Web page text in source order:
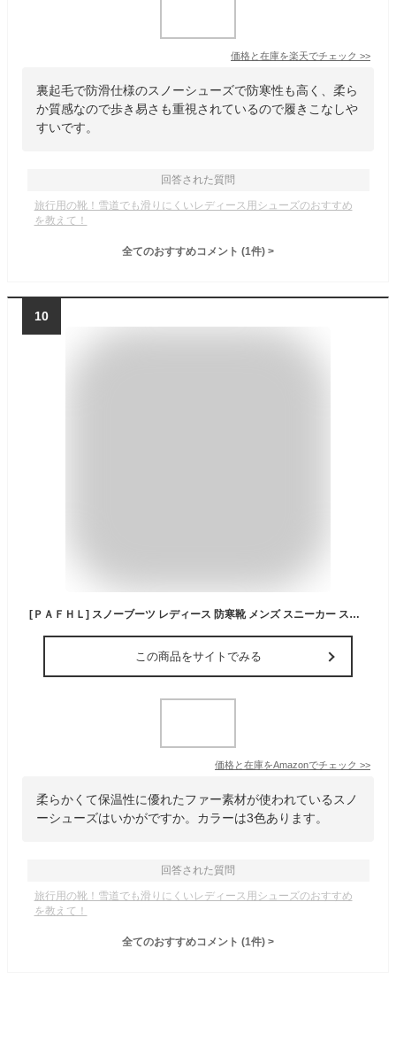
価格と在庫を楽天でチェック >>
裏起毛で防滑仕様のスノーシューズで防寒性も高く、柔ら
か質感なので歩き易さも重視されているので履きこなしや
すいです。
回答された質問
旅行用の靴！雪道でも滑りにくいレディース用シューズのおすすめ
を教えて！
全てのおすすめコメント (1件) >
10
[ＰＡＦＨＬ] スノーブーツ レディース 防寒靴 メンズ スニーカー スノーシューず メンズ 冬 防寒スニーカー 靴 裏起毛 暖かい 23.0cm-28.0cm (m662,black,23cm)
この商品をサイトでみる
価格と在庫をAmazonでチェック >>
柔らかくて保温性に優れたファー素材が使われているスノ
ーシューズはいかがですか。カラーは3色あります。
回答された質問
旅行用の靴！雪道でも滑りにくいレディース用シューズのおすすめ
を教えて！
全てのおすすめコメント (1件) >